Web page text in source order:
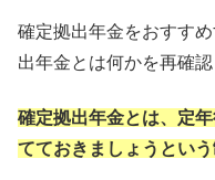
確定拠出年金をおすす
出年金とは何かを再確認
確定拠出年金とは、定
てておきましょうという